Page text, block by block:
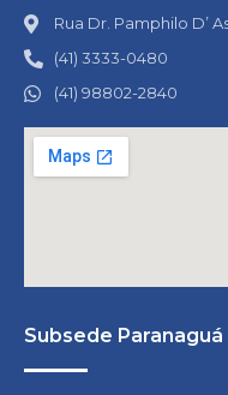
Rua Dr. Pamphilo D’
(41) 3333-0480
(41) 98802-2840
Subsede Paranaguá